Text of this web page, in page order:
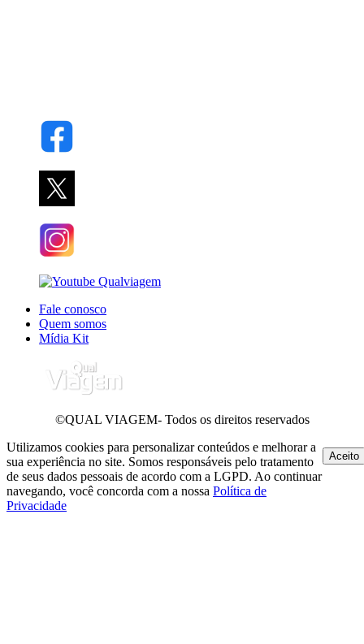
Fale conosco
Quem somos
Mídia Kit
©QUAL VIAGEM- Todos os direitos reservados
Utilizamos cookies para personalizar conteúdos e melhorar a
sua experiência no site. Somos responsáveis pelo tratamento
de seus dados pessoais de acordo com a LGPD. Ao continuar
navegando, você concorda com a nossa Política de
Privacidade
Aceito